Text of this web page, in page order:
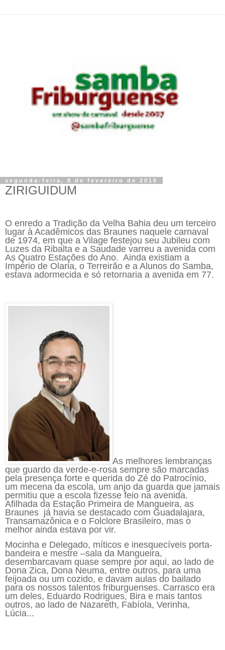
segunda-feira, 8 de fevereiro de 2010
ZIRIGUIDUM
O enredo a Tradição da Velha Bahia deu um terceiro
lugar à Acadêmicos das Braunes naquele carnaval
de 1974, em que a Vilage festejou seu Jubileu com
Luzes da Ribalta e a Saudade varreu a avenida com
As Quatro Estações do Ano. Ainda existiam a
Império de Olaria, o Terreirão e a Alunos do Samba,
estava adormecida e só retornaria a avenida em 77.
As melhores lembranças
que guardo da verde-e-rosa sempre são marcadas
pela presença forte e querida do Zé do Patrocínio,
um mecena da escola, um anjo da guarda que jamais
permitiu que a escola fizesse feio na avenida.
Afilhada da Estação Primeira de Mangueira, as
Braunes já havia se destacado com Guadalajara,
Transamazônica e o Folclore Brasileiro, mas o
melhor ainda estava por vir.
Mocinha e Delegado, míticos e inesquecíveis porta-
bandeira e mestre –sala da Mangueira,
desembarcavam quase sempre por aqui, ao lado de
Dona Zica, Dona Neuma, entre outros, para uma
feijoada ou um cozido, e davam aulas do bailado
para os nossos talentos friburguenses. Carrasco era
um deles, Eduardo Rodrigues, Bira e mais tantos
outros, ao lado de Nazareth, Fabíola, Verinha,
Lúcia...